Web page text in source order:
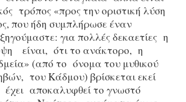
τρόπος «προς την οριστική λύση
που ήδη συμπλήρωσε έναν
για πολλές δεκαετίες η
είναι, ότι το ανάκτορο, η
(από το όνομα του μυθικού
του Κάδμου) βρίσκεται εκεί
αποκαλυφθεί το γνωστό